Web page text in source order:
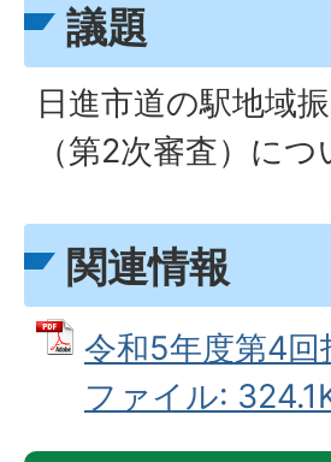
議題
日進市道の駅地域
（第2次審査）につ
関連情報
令和5年度第4回
ファイル: